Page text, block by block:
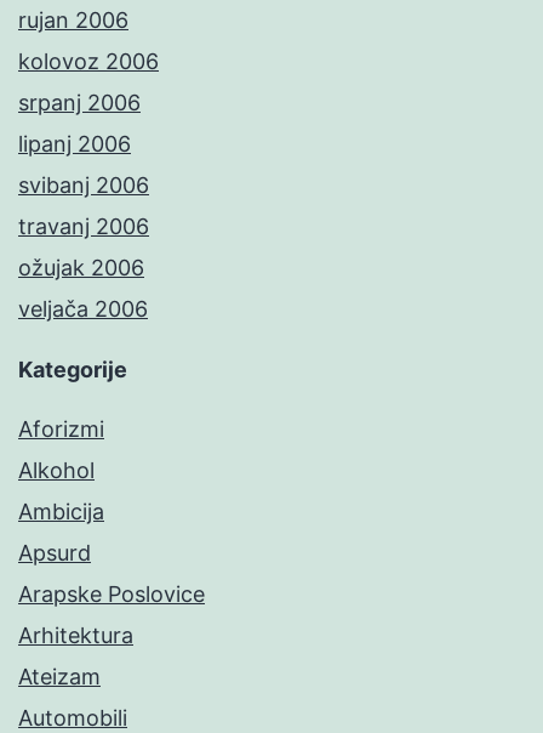
rujan 2006
kolovoz 2006
srpanj 2006
lipanj 2006
svibanj 2006
travanj 2006
ožujak 2006
veljača 2006
Kategorije
Aforizmi
Alkohol
Ambicija
Apsurd
Arapske Poslovice
Arhitektura
Ateizam
Automobili